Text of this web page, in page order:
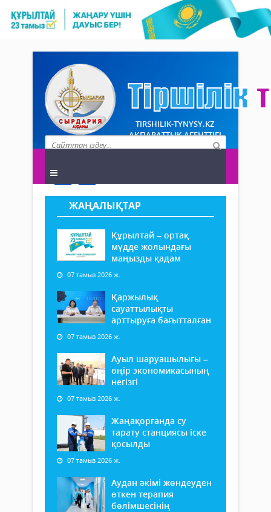
TIRSHILIK-TYNYSY.KZ
АҚПАРАТТЫҚ АГЕНТТІГІ
ЖАҢАЛЫҚТАР
Құрылтай – ортақ
мүдде жолындағы
маңызды қадам
07 тамыз 2026 ж.
Қаржылық
сауаттылықты
арттыруға бағытталған
07 тамыз 2026 ж.
Ауыл шаруашылығы –
өңір экономикасының
негізгі
07 тамыз 2026 ж.
Жаңақорғанда су
тарату станциясы іске
қосылды
07 тамыз 2026 ж.
Аудан әкімі жөндеуден
өткен терапия
бөлімшесінің